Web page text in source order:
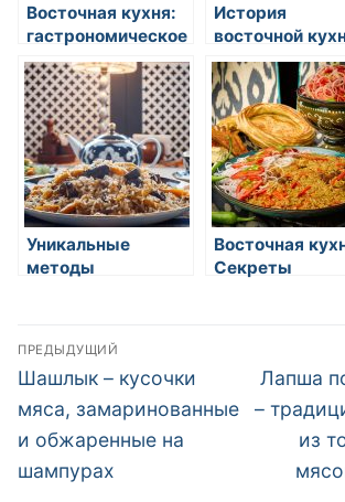
Восточная кухня:
гастрономическое
путешествие в
мир ароматов и
вкусов
История
восточной
откуда
вкус и
Уникальные
методы
Восточная
Секреты
Навигация
по
записям
ПРЕДЫДУЩИЙ
Предыдущая
запись:
Шашлык – кусочки
мяса, замаринованные
и обжаренные на
шампурах
запись:
Лапша
–
из